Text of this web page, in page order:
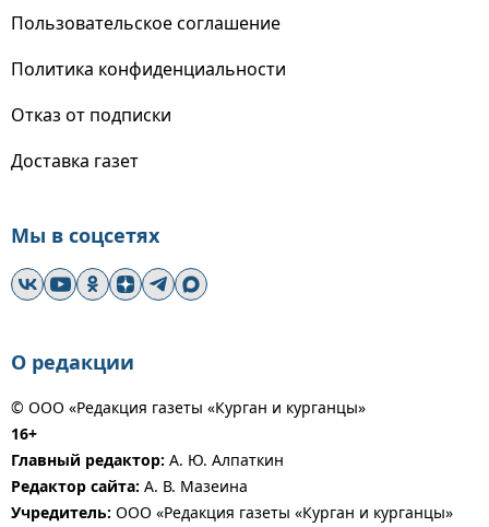
Пользовательское соглашение
Политика конфиденциальности
Отказ от подписки
Доставка газет
Мы в соцсетях
О редакции
© ООО «Редакция газеты «Курган и курганцы»
16+
Главный редактор: А. Ю. Алпаткин
Редактор сайта: А. В. Мазеина
Учредитель: ООО «Редакция газеты «Курган и курганцы»